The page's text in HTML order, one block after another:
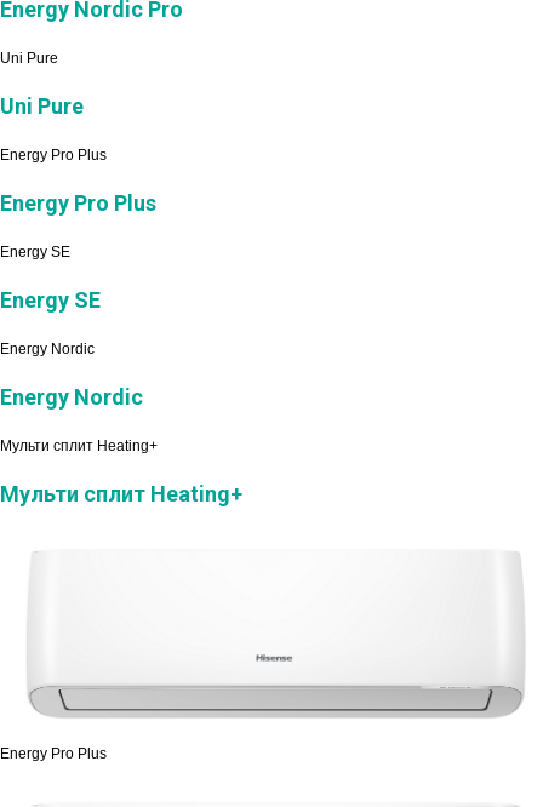
Energy Nordic Pro
Uni Pure
Uni Pure
Energy Pro Plus
Energy Pro Plus
Energy SE
Energy SE
Energy Nordic
Energy Nordic
Мульти сплит Heating+
Мульти сплит Heating+
Energy Pro Plus